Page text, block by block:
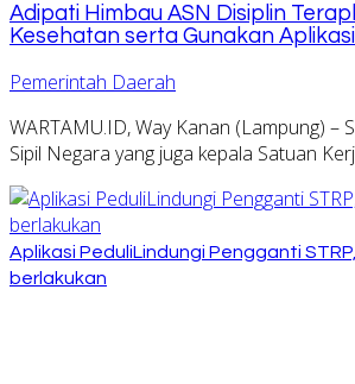
Adipati Himbau ASN Disiplin
Kesehatan serta Gunakan
Pemerintah Daerah
WARTAMU.ID, Way Kanan (Lampung) –
Sipil Negara yang juga kepala Satuan
Aplikasi PeduliLindungi Pengganti
berlakukan